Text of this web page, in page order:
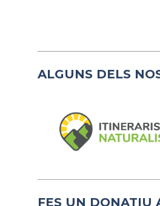
ALGUNS DELS
FES UN DONATIU